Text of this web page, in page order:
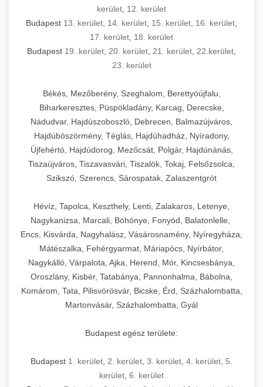
kerület 12. kerület
Budapest 13. kerület 14. kerület 15. kerület 16. kerület
17. kerület 18. kerület
Budapest 19. kerület 20. kerület 21. kerület 22.kerület
23. kerület
Békés, Mezőberény, Szeghalom, Berettyóújfalu,
Biharkeresztes, Püspökladány, Karcag, Derecske,
Nádudvar, Hajdúszoboszló, Debrecen, Balmazújváros,
Hajdúböszörmény, Téglás, Hajdúhadház, Nyíradony,
Újfehértó, Hajdúdorog, Mezőcsát, Polgár, Hajdúnánás,
Tiszaújváros, Tiszavasvári, Tiszalök, Tokaj, Felsőzsolca,
Szikszó, Szerencs, Sárospatak, Zalaszentgrót
Hévíz, Tapolca, Keszthely, Lenti, Zalakaros, Letenye,
Nagykanizsa, Marcali, Böhönye, Fonyód, Balatonlelle,
Encs, Kisvárda, Nagyhalász, Vásárosnamény, Nyíregyháza,
Mátészalka, Fehérgyarmat, Máriapócs, Nyírbátor,
Nagykálló, Várpalota, Ajka, Herend, Mór, Kincsesbánya,
Oroszlány, Kisbér, Tatabánya, Pannonhalma, Bábolna,
Komárom, Tata, Pilisvörösvár, Bicske, Érd, Százhalombatta,
Martonvásár, Százhalombatta, Gyál
Budapest egész területe:
Budapest 1. kerület 2. kerület 3. kerület 4. kerület 5.
kerület 6. kerület